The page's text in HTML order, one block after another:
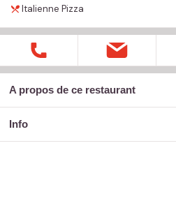
Italienne Pizza
A propos de ce restaurant
Info